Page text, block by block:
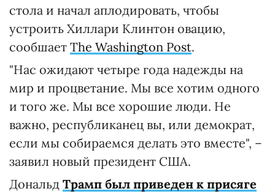
стола и начал аплодировать, чтобы
устроить Хиллари Клинтон овацию,
сообшает The Washington Post.
"Нас ожидают четыре года надежды на
мир и процветание. Мы все хотим одного
и того же. Мы все хорошие люди. Не
важно, республиканец вы, или демократ,
если мы собираемся делать это вместе", –
заявил новый президент США.
Дональд Трамп был приведен к присяге